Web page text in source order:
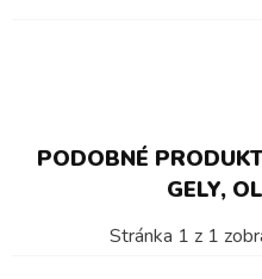
PODOBNÉ
GELY,
Stránka 1 z 1